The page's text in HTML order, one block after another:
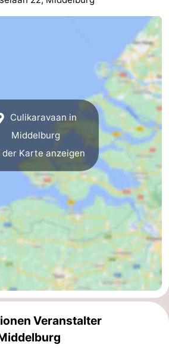
Culikaravaan in
Middelburg
der Karte anzeigen
Veranstalter